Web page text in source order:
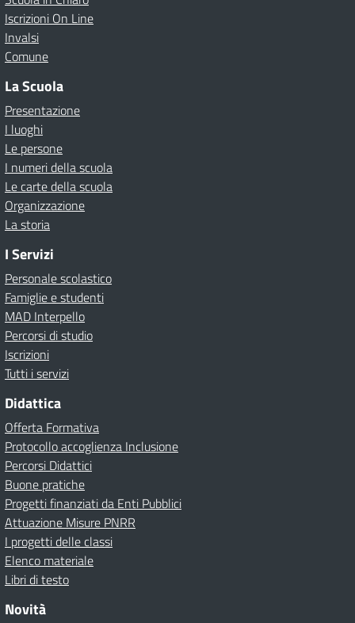
Iscrizioni On Line
Invalsi
Comune
La Scuola
Presentazione
I luoghi
Le persone
I numeri della scuola
Le carte della scuola
Organizzazione
La storia
I Servizi
Personale scolastico
Famiglie e studenti
MAD Interpello
Percorsi di studio
Iscrizioni
Tutti i servizi
Didattica
Offerta Formativa
Protocollo accoglienza Inclusione
Percorsi Didattici
Buone pratiche
Progetti finanziati da Enti Pubblici
Attuazione Misure PNRR
I progetti delle classi
Elenco materiale
Libri di testo
Novità